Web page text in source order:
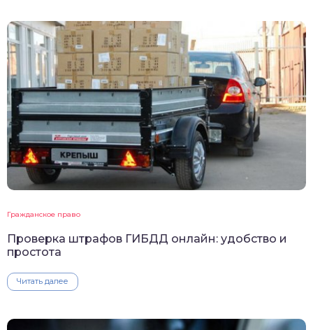
Гражданское право
Проверка штрафов ГИБДД онлайн: удобство и
простота
Читать далее